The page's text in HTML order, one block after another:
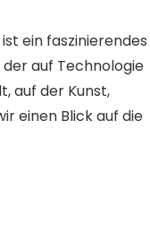
ein faszinierendes
auf Technologie
auf der Kunst,
einen Blick auf die